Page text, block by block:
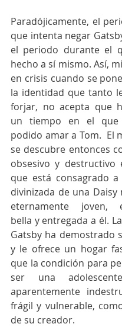
Paradójicamente, el
que intenta negar
el periodo durante el
hecho a sí mismo. Así,
en crisis cuando se
la identidad que tanto
forjar, no acepta que
un tiempo en el que
podido amar a Tom.  El
se descubre entonces
obsesivo y destructivo
que está consagrado
divinizada de una
eternamente joven,
bella y entregada a él.
Gatsby ha demostrado
y le ofrece un hogar
que la condición para
ser una
aparentemente
frágil y vulnerable,
de su creador.